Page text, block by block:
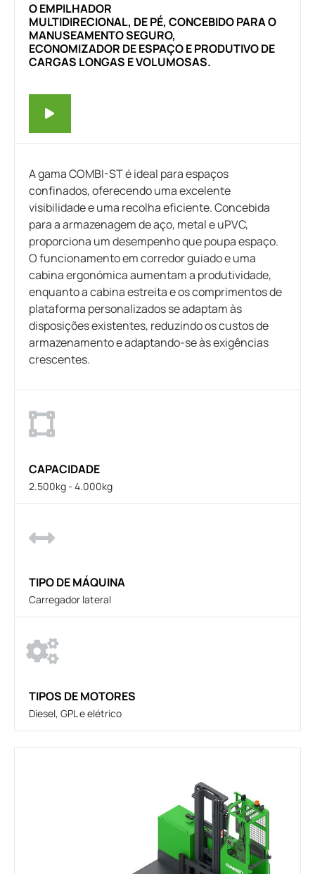
O EMPILHADOR
MULTIDIRECIONAL, DE PÉ, CONCEBIDO PARA O
MANUSEAMENTO SEGURO,
ECONOMIZADOR DE ESPAÇO E PRODUTIVO DE
CARGAS LONGAS E VOLUMOSAS.
A gama COMBI-ST é ideal para espaços
confinados, oferecendo uma excelente
visibilidade e uma recolha eficiente. Concebida
para a armazenagem de aço, metal e uPVC,
proporciona um desempenho que poupa espaço.
O funcionamento em corredor guiado e uma
cabina ergonómica aumentam a produtividade,
enquanto a cabina estreita e os comprimentos de
plataforma personalizados se adaptam às
disposições existentes, reduzindo os custos de
armazenamento e adaptando-se às exigências
crescentes.
CAPACIDADE
2.500kg - 4.000kg
TIPO DE MÁQUINA
Carregador lateral
TIPOS DE MOTORES
Diesel, GPL e elétrico